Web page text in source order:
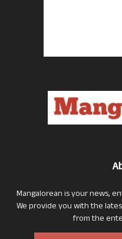
Mangalorean is your news,
We provide you with the
from the